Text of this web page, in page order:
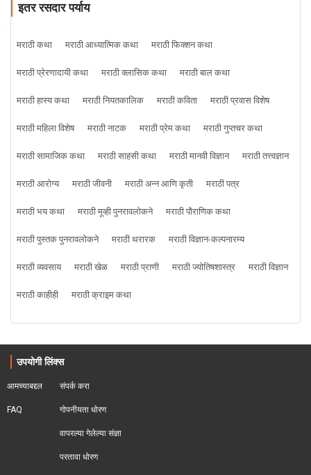
इतर रसदार पर्याय
मराठी कथा मराठी आध्यात्मिक कथा
मराठी फिक्शन कथा
मराठी प्रेरणादायी कथा
मराठी क्लासिक कथा
मराठी बाल कथा
मराठी हास्य कथा
मराठी नियतकालिक मराठी कविता
मराठी प्रवास विशेष
मराठी महिला विशेष
मराठी नाटक मराठी प्रेम कथा
मराठी गुप्तचर कथा
मराठी सामाजिक कथा
मराठी साहसी कथा मराठी मानवी विज्ञान
मराठी तत्त्वज्ञान
मराठी आरोग्य
मराठी जीवनी मराठी अन्न आणि कृती
मराठी पत्र
मराठी भय कथा
मराठी मूव्ही पुनरावलोकने
मराठी पौराणिक कथा
मराठी पुस्तक पुनरावलोकने
मराठी थरारक
मराठी विज्ञान-कल्पनारम्य
मराठी व्यवसाय
मराठी खेळ मराठी प्राणी मराठी ज्योतिषशास्त्र
मराठी विज्ञान
मराठी काहीही
मराठी क्राइम कथा
उपयोगी लिंक्स
आमच्याबद्दल
FAQ
संपर्क करा
गोपनीयता धोरण
वापरल्या गेलेल्या संज्ञा
परतावा धोरण